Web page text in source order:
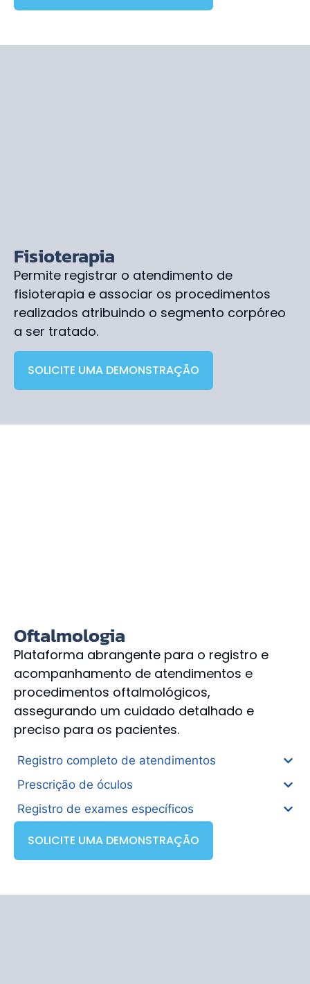
Fisioterapia
Permite registrar o atendimento de
fisioterapia e associar os procedimentos
realizados atribuindo o segmento corpóreo
a ser tratado.
SOLICITE UMA DEMONSTRAÇÃO
Oftalmologia
Plataforma abrangente para o registro e
acompanhamento de atendimentos e
procedimentos oftalmológicos,
assegurando um cuidado detalhado e
preciso para os pacientes.
Registro completo de atendimentos
Prescrição de óculos
Registro de exames específicos
SOLICITE UMA DEMONSTRAÇÃO